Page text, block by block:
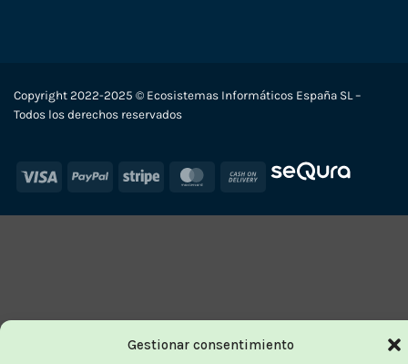
Gestionar consentimiento
Copyright 2022-2025 © Ecosistemas Informáticos España SL –
Todos los derechos reservados
Visa PayPal Stripe MasterCard
Cash